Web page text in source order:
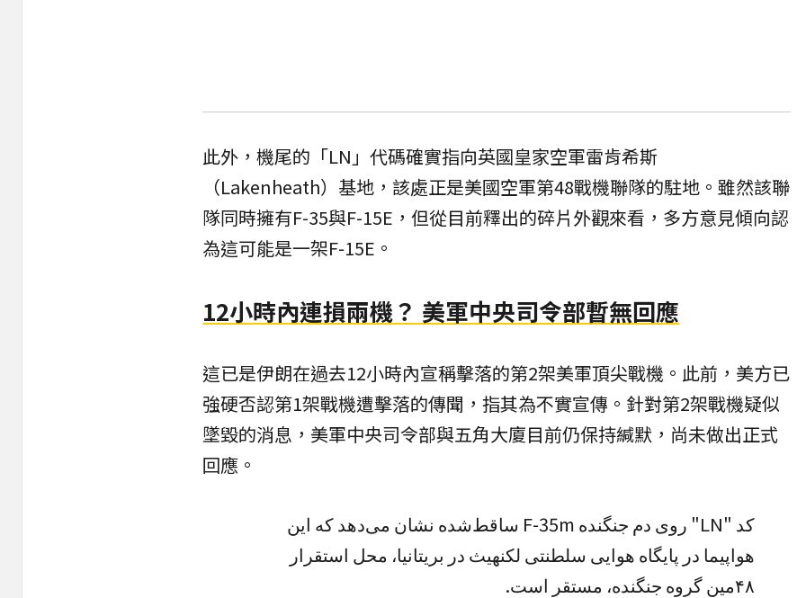
此外，機尾的「LN」代碼確實指向英國皇家空軍雷肯希斯
（Lakenheath）基地，該處正是美國空軍第48戰機聯隊的駐地。雖然該聯
隊同時擁有F-35與F-15E，但從目前釋出的碎片外觀來看，多方意見傾向認
為這可能是一架F-15E。
12小時內連損兩機？ 美軍中央司令部暫無回應
這已是伊朗在過去12小時內宣稱擊落的第2架美軍頂尖戰機。此前，美方已
強硬否認第1架戰機遭擊落的傳聞，指其為不實宣傳。針對第2架戰機疑似
墜毀的消息，美軍中央司令部與五角大廈目前仍保持緘默，尚未做出正式
回應。
کد "LN" روی دم جنگنده F-35m ساقط‌شده نشان می‌دهد که این
هواپیما در پایگاه هوایی سلطنتی لکنهیث در بریتانیا، محل استقرار
۴۸مین گروه جنگنده، مستقر است.